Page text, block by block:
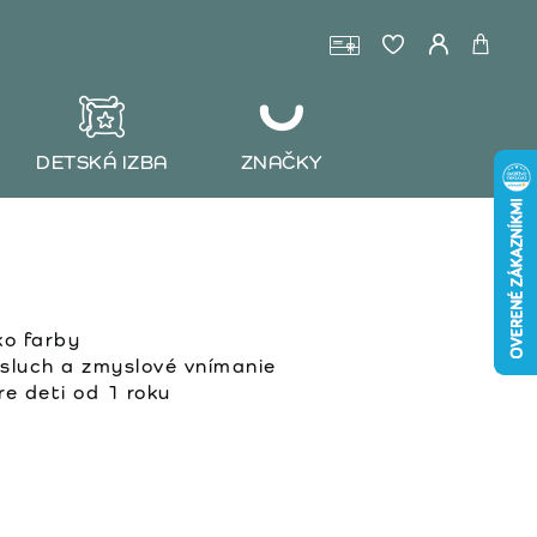
DETSKÁ IZBA ZNAČKY
farby
a zmyslové vnímanie
deti od 1 roku